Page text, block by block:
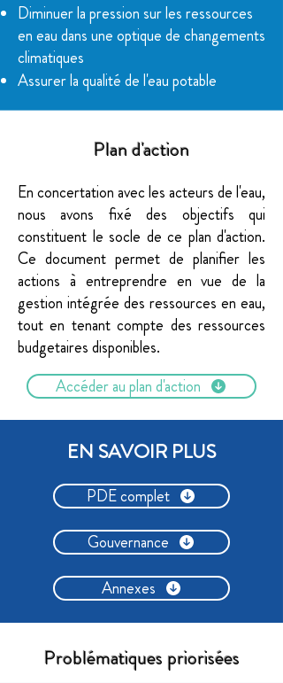
Diminuer la pression sur les ressources
en eau dans une optique de changements
climatiques
Assurer la qualité de l'eau potable
Plan d'action
En concertation avec les acteurs de l'eau,
nous avons fixé des objectifs qui
constituent le socle de ce plan d'action.
Ce document permet de planifier les
actions à entreprendre en vue de la
gestion intégrée des ressources en eau,
tout en tenant compte des ressources
budgetaires disponibles.
Accéder au plan d'action
EN SAVOIR PLUS
PDE complet
Gouvernance
Annexes
Problématiques priorisées